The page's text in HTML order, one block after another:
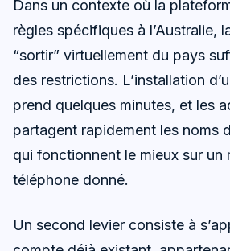
Dans un contexte où la
règles spécifiques à l’Australie,
“sortir” virtuellement du pays
des restrictions. L’installation
prend quelques minutes, et les
partagent rapidement les noms
qui fonctionnent le mieux sur un
téléphone donné.
Un second levier consiste à